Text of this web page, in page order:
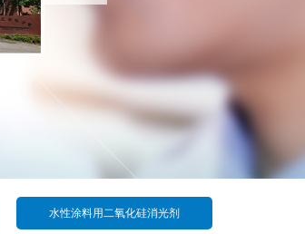
水性涂料用二氧化硅消光剂